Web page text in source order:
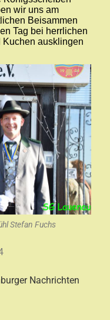
wir uns am
Beisammen
Tag bei herrlichen
Kuchen ausklingen
Stefan Fuchs
Nachrichten